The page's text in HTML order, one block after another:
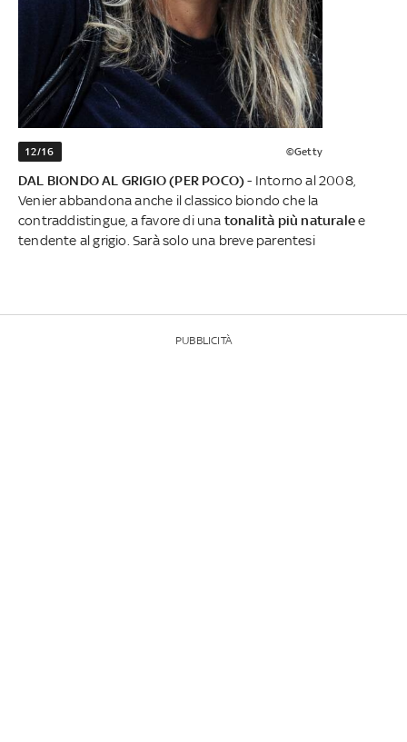
12/16 ©Getty
DAL BIONDO AL GRIGIO (PER POCO)- Intorno al 2008,
Venier abbandona anche il classico biondo che la
contraddistingue, a favore di una tonalità più naturalee
tendente al grigio. Sarà solo una breve parentesi
PUBBLICITÀ